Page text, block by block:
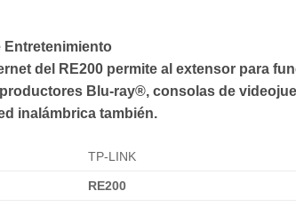
Entretenimiento
del RE200 permite al extensor para
Blu-ray®, consolas de
inalámbrica también.
TP-LINK
RE200